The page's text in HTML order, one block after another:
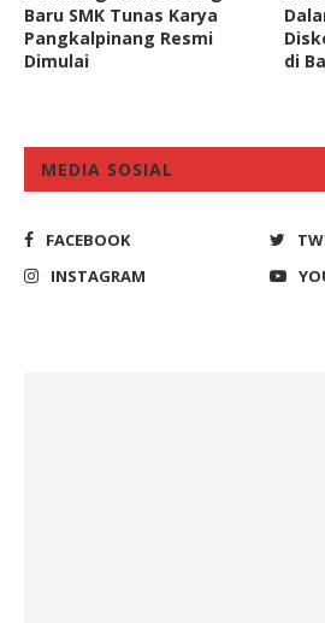
Baru SMK Tunas Karya
Pangkalpinang Resmi
Dimulai
di
MEDIA SOSIAL
FACEBOOK
INSTAGRAM